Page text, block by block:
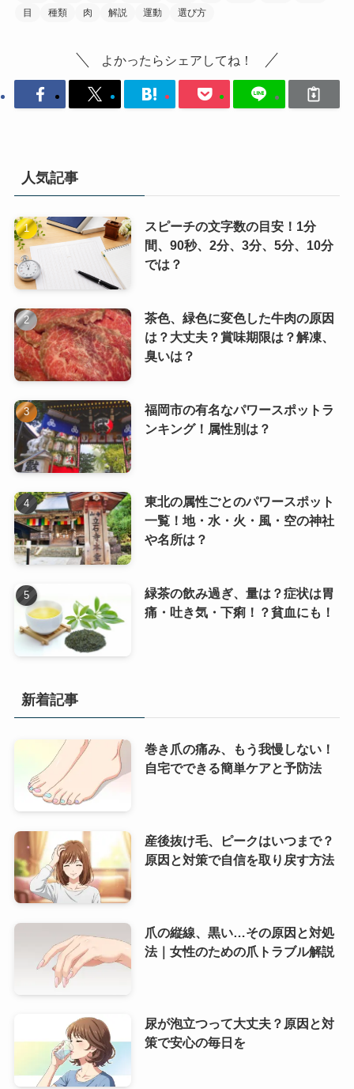
目
種類 肉 解説 運動 選び方
よかったらシェアしてね！
人気記事
スピーチの文字数の目安！1分
間、90秒、2分、3分、5分、10分
では？
茶色、緑色に変色した牛肉の原因
は？大丈夫？賞味期限は？解凍、
臭いは？
福岡市の有名なパワースポットラ
ンキング！属性別は？
東北の属性ごとのパワースポット
一覧！地・水・火・風・空の神社
や名所は？
緑茶の飲み過ぎ、量は？症状は胃
痛・吐き気・下痢！？貧血にも！
新着記事
巻き爪の痛み、もう我慢しない！
自宅でできる簡単ケアと予防法
産後抜け毛、ピークはいつまで？
原因と対策で自信を取り戻す方法
爪の縦線、黒い…その原因と対処
法｜女性のための爪トラブル解説
尿が泡立つって大丈夫？原因と対
策で安心の毎日を